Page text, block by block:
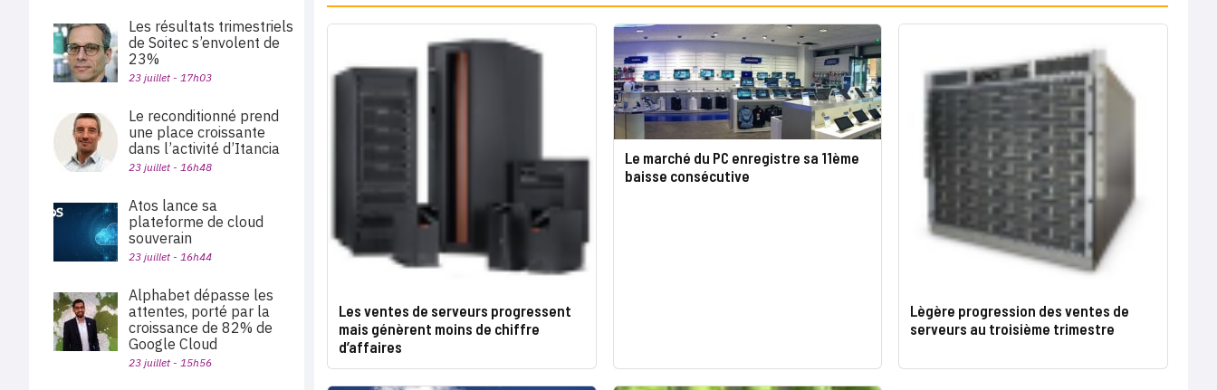
Les ventes de serveurs progressent
mais génèrent moins de chiffre
d’affaires
Le marché du PC enregistre sa 11ème
baisse consécutive
Lègère progression des ventes de
serveurs au troisième trimestre
Les résultats trimestriels
de Soitec s’envolent de
23%
23 juillet - 17h03
Le reconditionné prend
une place croissante
dans l’activité d’Itancia
23 juillet - 16h48
Atos lance sa
plateforme de cloud
souverain
23 juillet - 16h44
Alphabet dépasse les
attentes, porté par la
croissance de 82% de
Google Cloud
23 juillet - 15h56